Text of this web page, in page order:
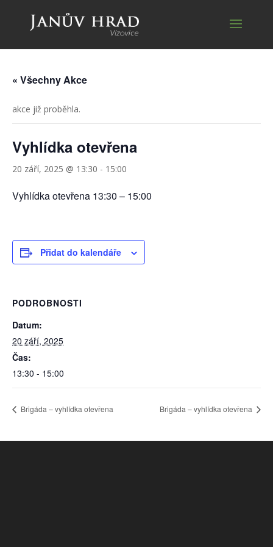
« Všechny Akce
akce již proběhla.
Vyhlídka otevřena
20 září, 2025 @ 13:30 - 15:00
Vyhlídka otevřena 13:30 – 15:00
Přidat do kalendáře
PODROBNOSTI
Datum:
20 září, 2025
Čas:
13:30 - 15:00
Brigáda – vyhlídka otevřena Brigáda – vyhlídka otevřena